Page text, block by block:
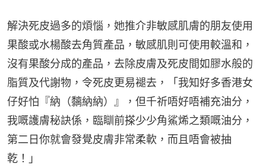
解決死皮過多的煩惱，她推介非敏感肌膚的朋友使用
果酸或水楊酸去角質產品，敏感肌則可使用較溫和，
沒有果酸分成的產品，去除皮膚及死皮間如膠水般的
脂質及代謝物，令死皮更易褪去，「我知好多香港女
仔好怕『納（黐納納）』，但千祈唔好唔補充油分，
我嘅護膚秘訣係，臨瞓前搽少少角鯊烯之類嘅油分，
第二日你就會發覺皮膚非常柔軟，而且唔會被抽
乾！」